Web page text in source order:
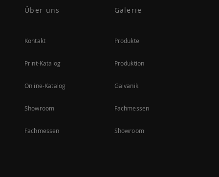
Über uns
Kontakt
Print-Katalog
Online-Katalog
Showroom
Fachmessen
Galerie
Produkte
Produktion
Galvanik
Fachmessen
Showroom